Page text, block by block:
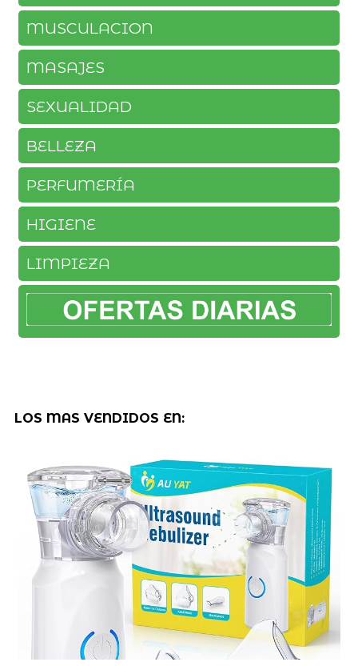
MUSCULACION
MASAJES
SEXUALIDAD
BELLEZA
PERFUMERÍA
HIGIENE
LIMPIEZA
LOS MAS VENDIDOS EN: